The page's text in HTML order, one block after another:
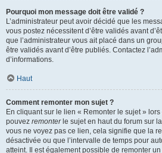
Pourquoi mon message doit être validé ?
L’administrateur peut avoir décidé que les
vous postez nécessitent d’être validés avant
que l’administrateur vous ait placé dans un
être validés avant d’être publiés. Contactez
d’informations.
Haut
Comment remonter mon sujet ?
En cliquant sur le lien « Remonter le sujet »
pouvez remonterle sujet en haut du forum sur
vous ne voyez pas ce lien, cela signifie que la
désactivée ou que l’intervalle de temps pour
atteint. Il est également possible de remonter